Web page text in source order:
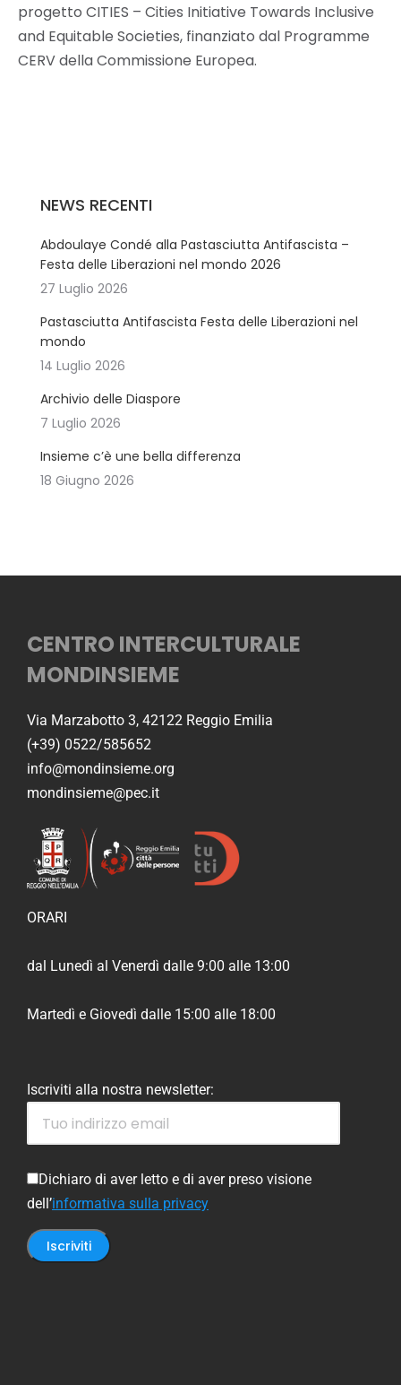
progetto CITIES – Cities Initiative Towards Inclusive
and Equitable Societies, finanziato dal Programme
CERV della Commissione Europea.
NEWS RECENTI
Abdoulaye Condé alla Pastasciutta Antifascista –
Festa delle Liberazioni nel mondo 2026
27 Luglio 2026
Pastasciutta Antifascista Festa delle Liberazioni nel
mondo
14 Luglio 2026
Archivio delle Diaspore
7 Luglio 2026
Insieme c’è une bella differenza
18 Giugno 2026
CENTRO INTERCULTURALE
MONDINSIEME
Via Marzabotto 3, 42122 Reggio Emilia
(+39) 0522/585652
info@mondinsieme.org
mondinsieme@pec.it
ORARI
dal Lunedì al Venerdì dalle 9:00 alle 13:00
Martedì e Giovedì dalle 15:00 alle 18:00
Iscriviti alla nostra newsletter:
Dichiaro di aver letto e di aver preso visione
dell’informativa sulla privacy